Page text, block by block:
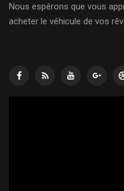
Nous espérons que vous
acheter le véhicule de vos